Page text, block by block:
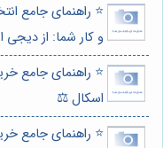
⭐️ راهنمای جامع
و کار شما: از
⭐️ راهنمای جامع
اسکال ⚖️
⭐️ راهنمای جامع